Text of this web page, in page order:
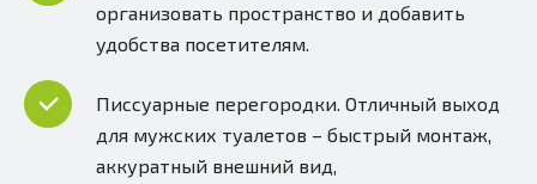
организовать пространство и добавить
удобства посетителям.
Писсуарные перегородки. Отличный выход
для мужских туалетов – быстрый монтаж,
аккуратный внешний вид,